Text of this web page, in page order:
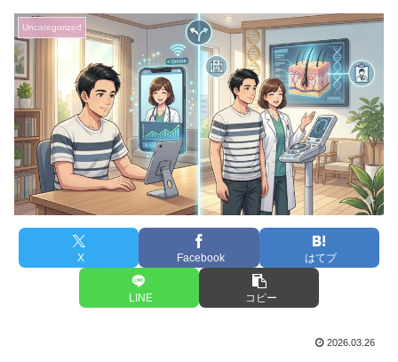
Uncategorized
X Facebook はてブ
LINE コピー
2026.03.26